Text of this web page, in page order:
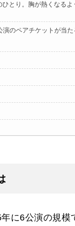
とり。胸が熱くなる
演のペアチケットが当た
に6公演の規模